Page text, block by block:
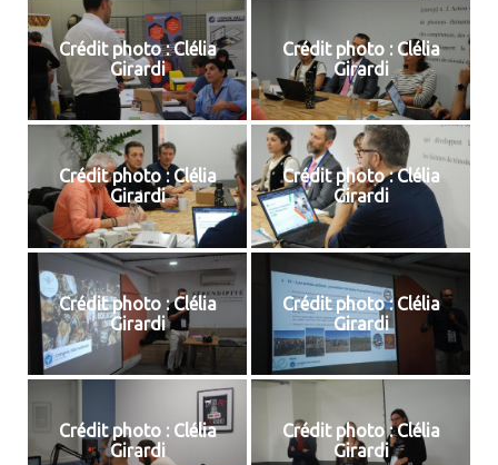
Crédit photo : Clélia
Girardi
Crédit photo : Clélia
Girardi
Crédit photo : Clélia
Girardi
Crédit photo : Clélia
Girardi
Crédit photo : Clélia
Girardi
Crédit photo : Clélia
Girardi
Crédit photo : Clélia
Girardi
Crédit photo : Clélia
Girardi